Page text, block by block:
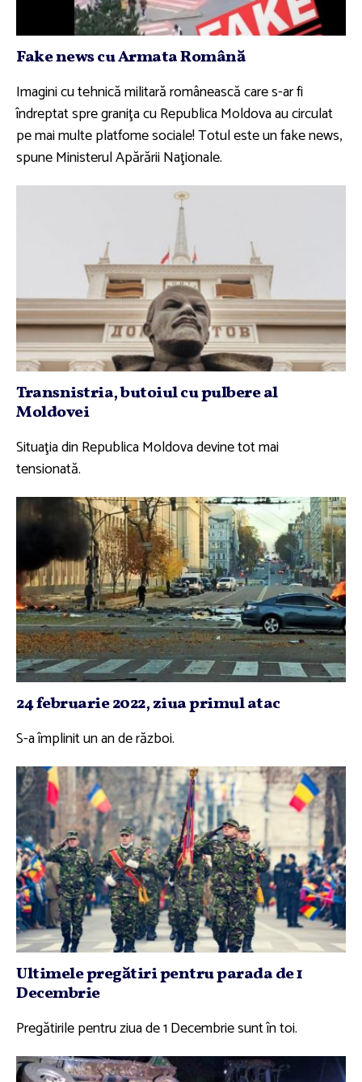
Fake news cu Armata Română
Imagini cu tehnică militară românească care s-ar fi
îndreptat spre graniţa cu Republica Moldova au circulat
pe mai multe platfome sociale! Totul este un fake news,
spune Ministerul Apărării Naţionale.
Transnistria, butoiul cu pulbere al
Moldovei
Situaţia din Republica Moldova devine tot mai
tensionată.
24 februarie 2022, ziua primul atac
S-a împlinit un an de război.
Ultimele pregătiri pentru parada de 1
Decembrie
Pregătirile pentru ziua de 1 Decembrie sunt în toi.